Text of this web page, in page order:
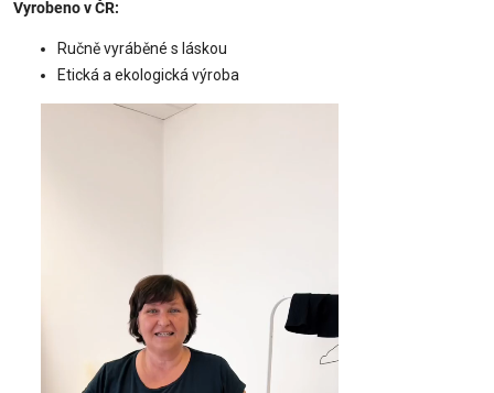
Vyrobeno v ČR:
Ručně vyráběné s láskou
Etická a ekologická výroba